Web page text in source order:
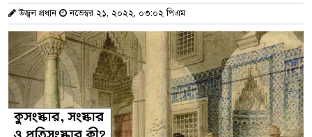
উজ্বল প্রধান নভেম্বর ২১, ২০২২, ০৩:০২ পিএম